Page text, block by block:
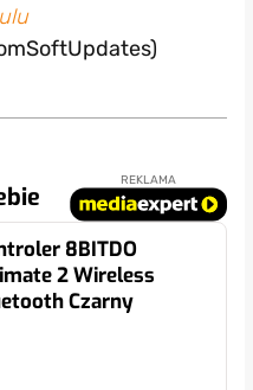
REKLAMA
8BITDO
2 Wireless
Czarny